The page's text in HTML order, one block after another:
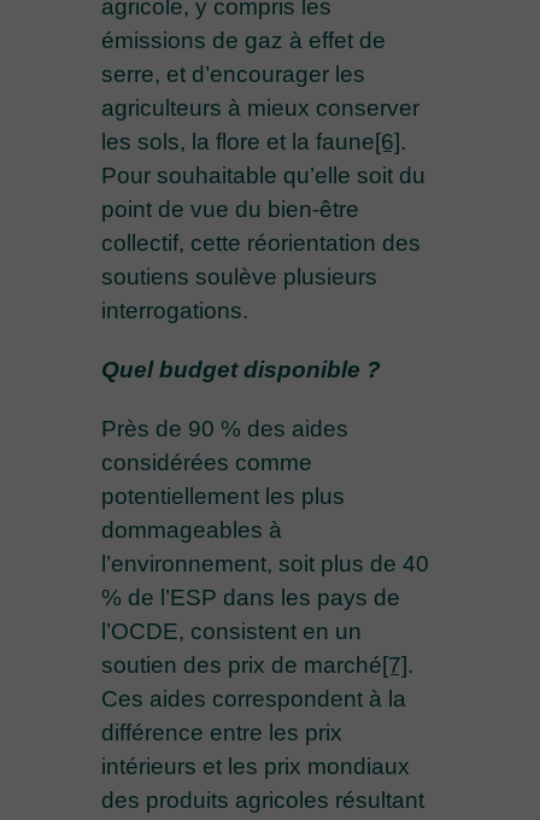
agricole, y compris les
émissions de gaz à effet de
serre, et d’encourager les
agriculteurs à mieux conserver
les sols, la flore et la faune[6].
Pour souhaitable qu’elle soit du
point de vue du bien-être
collectif, cette réorientation des
soutiens soulève plusieurs
interrogations.
Quel budget disponible ?
Près de 90 % des aides
considérées comme
potentiellement les plus
dommageables à
l’environnement, soit plus de 40
% de l’ESP dans les pays de
l’OCDE, consistent en un
soutien des prix de marché[7].
Ces aides correspondent à la
différence entre les prix
intérieurs et les prix mondiaux
des produits agricoles résultant